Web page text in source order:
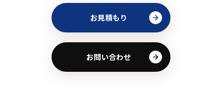
お見積もり
お問い合わせ